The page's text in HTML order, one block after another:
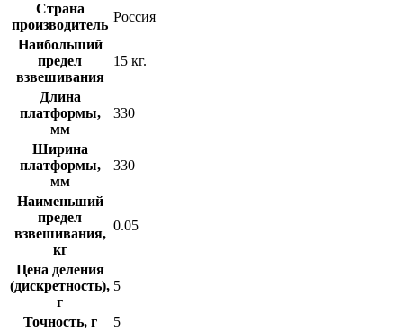
Страна
производитель
Россия
Наибольший
предел
взвешивания
15 кг.
Длина
платформы,
мм
330
Ширина
платформы,
мм
330
Наименьший
предел
взвешивания,
кг
0.05
Цена деления
(дискретность),
г
5
Точность, г 5